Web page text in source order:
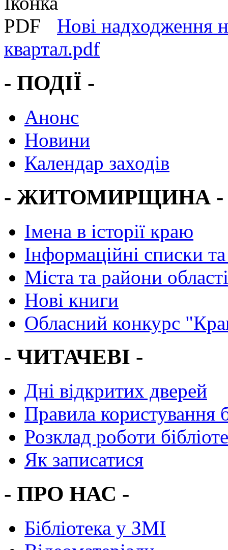
Нові надходження
квартал.pdf
- ПОДІЇ -
Анонс
Новини
Календар заходів
- ЖИТОМИРЩИНА -
Імена в історії краю
Інформаційні списки
Міста та райони області
Нові книги
Обласний конкурс
- ЧИТАЧЕВІ -
Дні відкритих дверей
Правила користування
Розклад роботи
Як записатися
- ПРО НАС -
Бібліотека у ЗМІ